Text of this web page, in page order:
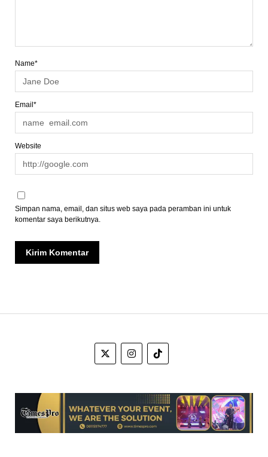
Name*
Email*
Website
Simpan nama, email, dan situs web saya pada peramban ini untuk
komentar saya berikutnya.